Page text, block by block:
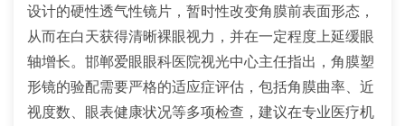
设计的硬性透气性镜片，暂时性改变角膜前表面形态，
从而在白天获得清晰裸眼视力，并在一定程度上延缓眼
轴增长。邯郸爱眼眼科医院视光中心主任指出，角膜塑
形镜的验配需要严格的适应症评估，包括角膜曲率、近
视度数、眼表健康状况等多项检查，建议在专业医疗机